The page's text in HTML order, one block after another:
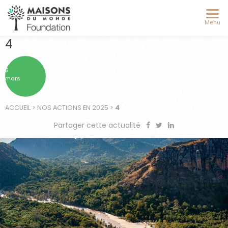
Menu
4
5
mars
ACCUEIL > NOS ACTIONS EN 2025 > 4
Partager cette actualité